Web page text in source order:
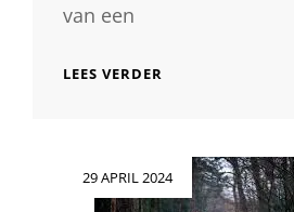
van een
LEES VERDER
ONVERGETELIJKE
BRUILOFT
29 APRIL 2024